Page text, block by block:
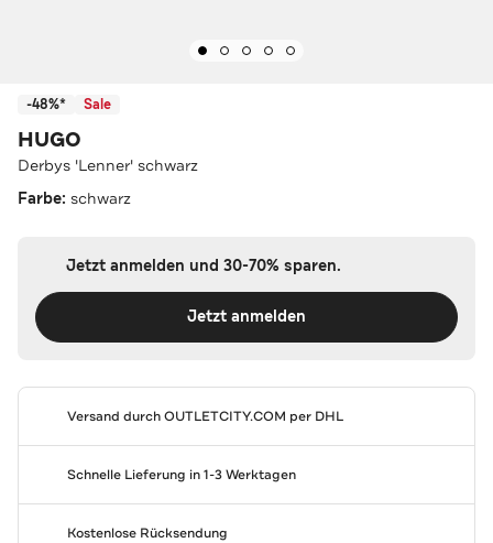
-48%* Sale
HUGO
Derbys 'Lenner' schwarz
Farbe: schwarz
Jetzt anmelden und 30-70% sparen.
Jetzt anmelden
Versand durchOUTLETCITY.COM per DHL
Schnelle Lieferung in 1-3 Werktagen
Kostenlose Rücksendung